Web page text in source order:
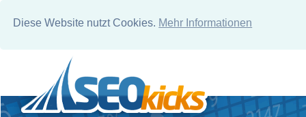
Diese Website nutzt Cookies. Mehr Informationen